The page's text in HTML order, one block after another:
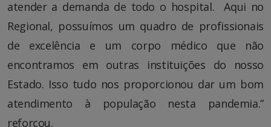
atender a demanda de todo o hospital. Aqui no
Regional, possuímos um quadro de profissionais
de excelência e um corpo médico que não
encontramos em outras instituições do nosso
Estado. Isso tudo nos proporcionou dar um bom
atendimento à população nesta pandemia.”
reforçou.